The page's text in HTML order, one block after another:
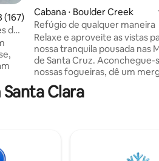
uma avaliação média de 5, 167
(167)
do
Cabana ⋅ Boulder Creek
Refúgio de qualquer maneira
Relaxe e aproveite as vistas
nossa tranquila pousada nas
de Santa Cruz. Aconchegue-
nossas fogueiras, dê um
uma banheira de
privativa e desfrute dos sons
Cruz, é a base perfeita para
Clara